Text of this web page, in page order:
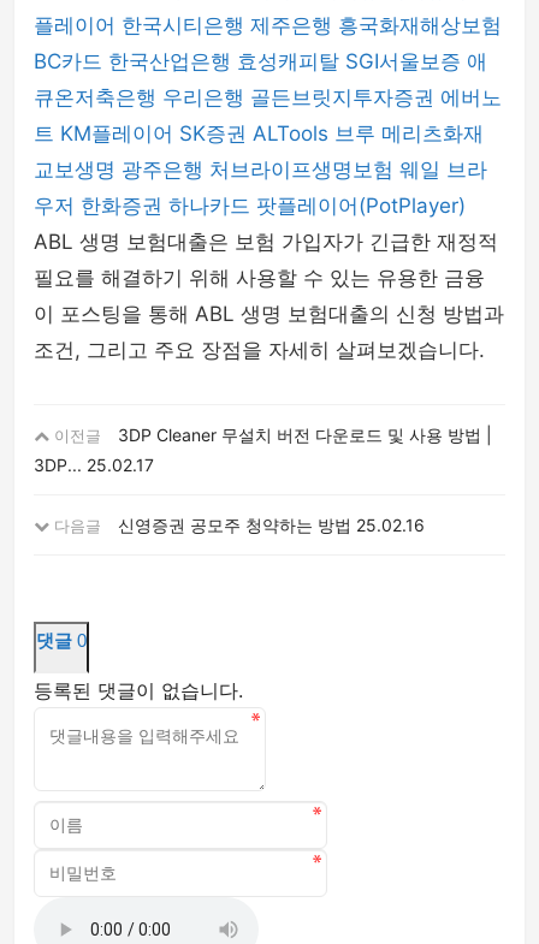
플레이어 한국시티은행 제주은행 흥국화재해상보험
BC카드 한국산업은행 효성캐피탈 SGI서울보증 애
큐온저축은행 우리은행 골든브릿지투자증권 에버노
트 KM플레이어 SK증권 ALTools 브루 메리츠화재
교보생명 광주은행 처브라이프생명보험 웨일 브라
우저 한화증권 하나카드 팟플레이어(PotPlayer)
ABL 생명 보험대출은 보험 가입자가 긴급한 재정적
필요를 해결하기 위해 사용할 수 있는 유용한 금융
이 포스팅을 통해 ABL 생명 보험대출의 신청 방법과
조건, 그리고 주요 장점을 자세히 살펴보겠습니다.
이전글
3DP Cleaner 무설치 버전 다운로드 및 사용 방법 |
3DP... 25.02.17
다음글 신영증권 공모주 청약하는 방법 25.02.16
댓글 0
등록된 댓글이 없습니다.